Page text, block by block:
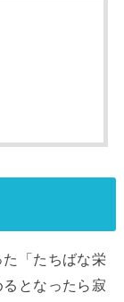
「たちばな栄
となったら寂